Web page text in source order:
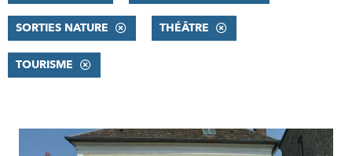
SORTIES NATURE THÉÂTRE
TOURISME
RÉSULTATS